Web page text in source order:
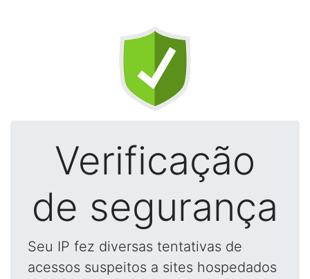
Verificação
de segurança
Seu IP fez diversas tentativas de
acessos suspeitos a sites hospedados